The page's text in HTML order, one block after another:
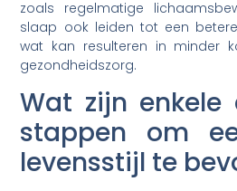
zoals regelmatige
slaap ook leiden tot een
wat kan resulteren in minder
gezondheidszorg.
Wat zijn enkele
stappen om
levensstijl te